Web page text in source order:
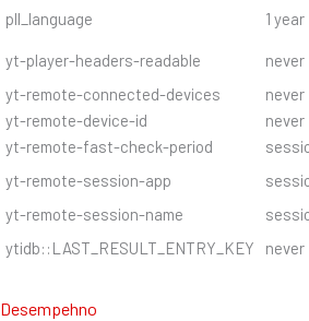
pll_language 1 year
yt-player-headers-readable
never
yt-remote-connected-devices
never
yt-remote-device-id
never
yt-remote-fast-check-period
yt-remote-session-app
yt-remote-session-name
ytidb::LAST_RESULT_ENTRY_KEY
never
Desempehno